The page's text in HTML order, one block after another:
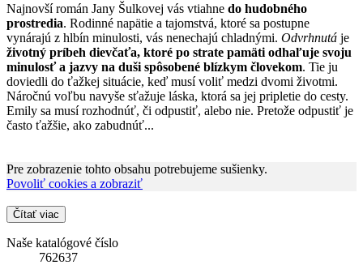
Najnovší román Jany Šulkovej vás vtiahne do hudobného
prostredia. Rodinné napätie a tajomstvá, ktoré sa postupne
vynárajú z hlbín minulosti, vás nenechajú chladnými. Odvrhnutá je
životný príbeh dievčaťa, ktoré po strate pamäti odhaľuje svoju
minulosť a jazvy na duši spôsobené blízkym človekom. Tie ju
doviedli do ťažkej situácie, keď musí voliť medzi dvomi životmi.
Náročnú voľbu navyše sťažuje láska, ktorá sa jej pripletie do cesty.
Emily sa musí rozhodnúť, či odpustiť, alebo nie. Pretože odpustiť je
často ťažšie, ako zabudnúť...
Pre zobrazenie tohto obsahu potrebujeme sušienky.
Povoliť cookies a zobraziť
Čítať viac
Naše katalógové číslo
762637